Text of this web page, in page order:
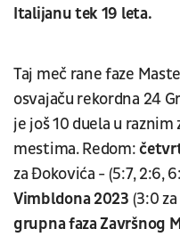
Italijanu tek 19 leta.
Taj meč rane faze
osvajaču rekordna 24
je još 10 duela u
mestima. Redom:
za Đokovića - (5:7, 2:6,
Vimbldona 2023 (3:0
grupna faza Završnog